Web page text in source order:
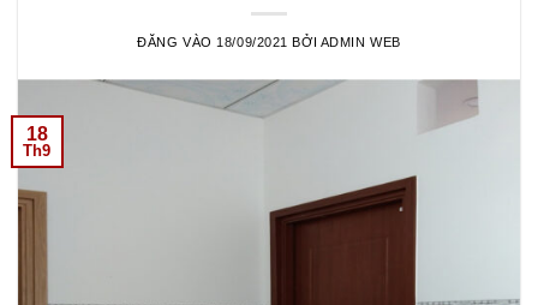
ĐĂNG VÀO 18/09/2021 BỞI ADMIN WEB
18
Th9